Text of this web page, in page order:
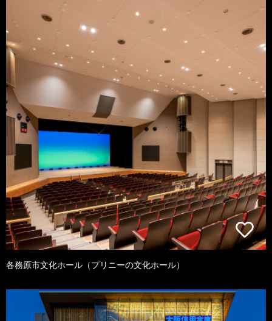
各務原市文化ホール（プリニーの文化ホール）